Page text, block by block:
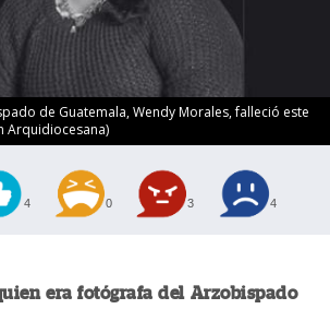
de Guatemala, Wendy Morales, falleció este
Arquidiocesana)
4 0 3 4
era fotógrafa del Arzobispado